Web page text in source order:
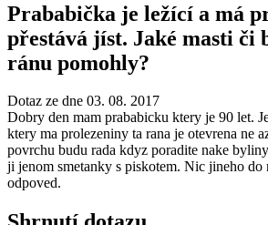
Prababička je ležící a má
přestává jíst. Jaké masti či
ránu pomohly?
Dotaz ze dne 03. 08. 2017
Dobry den mam prababicku ktery je 90 let.
ktery ma prolezeniny ta rana je otevrena ne
povrchu budu rada kdyz poradite nake
ji jenom smetanky s piskotem. Nic jineho do
odpoved.